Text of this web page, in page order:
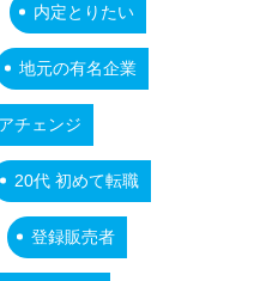
内定とりたい
地元の有名企業
チェンジ
20代 初めて転職
登録販売者